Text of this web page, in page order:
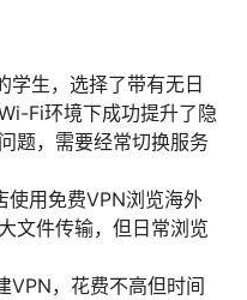
学生，选择了带有无日
Fi环境下成功提升了隐
题，需要经常切换服务
使用免费VPN浏览海外
文件传输，但日常浏览
VPN，花费不高但时间